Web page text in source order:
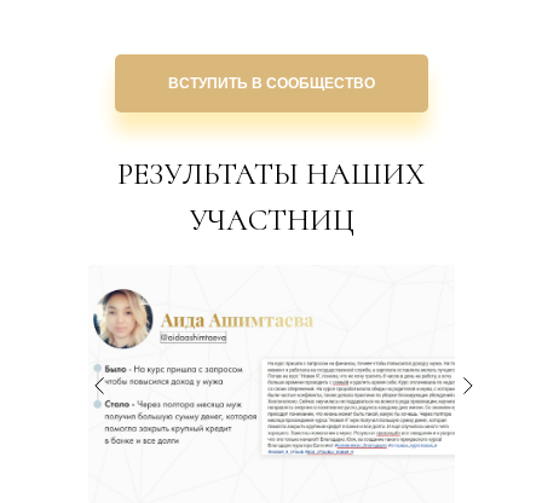
ВСТУПИТЬ В СООБЩЕСТВО
РЕЗУЛЬТАТЫ НАШИХ
УЧАСТНИЦ